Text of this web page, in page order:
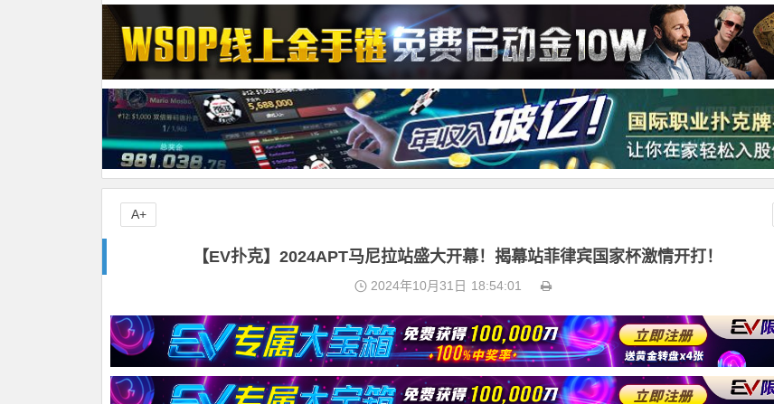
【EV扑克】2024APT马尼拉站盛大开幕！揭幕站菲律宾国家杯激情开打！
2024年10月31日 18:54:01
A+